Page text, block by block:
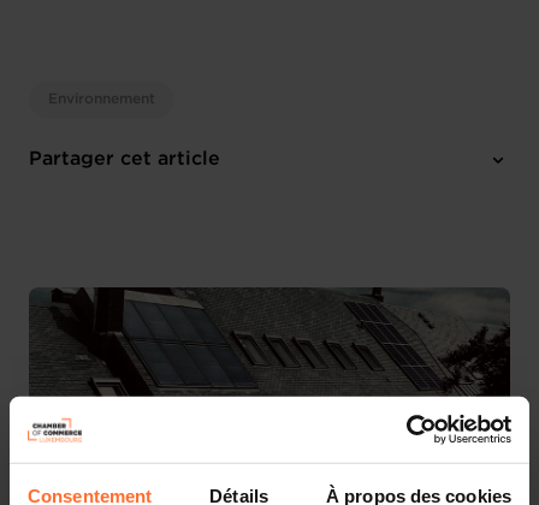
Consentement Détails À propos des cookies
Environnement
Partager cet article